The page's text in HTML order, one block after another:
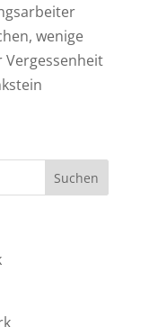
wenige
Vergessenheit